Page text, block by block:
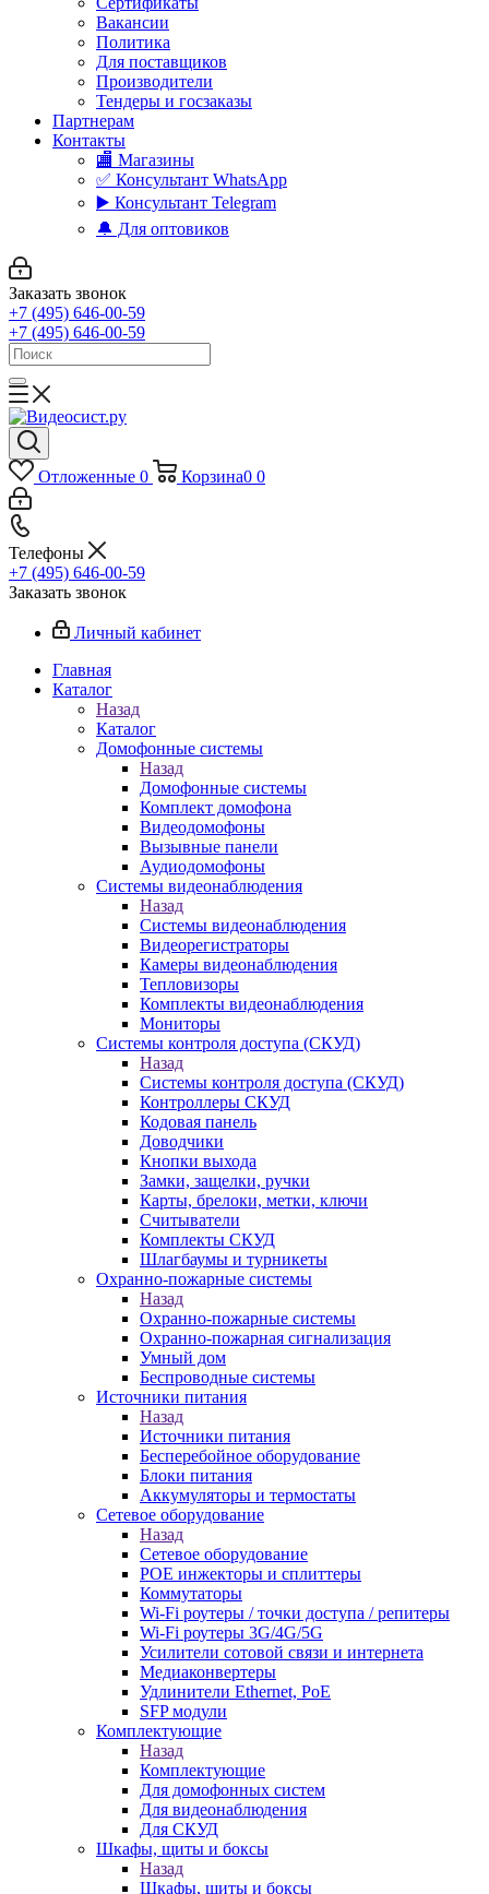
Вакансии
Политика
Для поставщиков
Производители
Тендеры и госзаказы
Партнерам
Контакты
🏬 Магазины
✅️ Консультант WhatsApp
▶️ Консультант Telegram
🔔 Для оптовиков
Заказать звонок
+7 (495) 646-00-59
+7 (495) 646-00-59
Отложенные 0 Корзина0 0
Телефоны
+7 (495) 646-00-59
Заказать звонок
Личный кабинет
Главная
Каталог
Назад
Каталог
Домофонные системы
Назад
Домофонные системы
Комплект домофона
Видеодомофоны
Вызывные панели
Аудиодомофоны
Системы видеонаблюдения
Назад
Системы видеонаблюдения
Видеорегистраторы
Камеры видеонаблюдения
Тепловизоры
Комплекты видеонаблюдения
Мониторы
Системы контроля доступа (СКУД)
Назад
Системы контроля доступа (СКУД)
Контроллеры СКУД
Кодовая панель
Доводчики
Кнопки выхода
Замки, защелки, ручки
Карты, брелоки, метки, ключи
Считыватели
Комплекты СКУД
Шлагбаумы и турникеты
Охранно-пожарные системы
Назад
Охранно-пожарные системы
Охранно-пожарная сигнализация
Умный дом
Беспроводные системы
Источники питания
Назад
Источники питания
Бесперебойное оборудование
Блоки питания
Аккумуляторы и термостаты
Сетевое оборудование
Назад
Сетевое оборудование
POE инжекторы и сплиттеры
Коммутаторы
Wi-Fi роутеры / точки доступа / репитеры
Wi-Fi роутеры 3G/4G/5G
Усилители сотовой связи и интернета
Медиаконвертеры
Удлинители Ethernet, PoE
SFP модули
Комплектующие
Назад
Комплектующие
Для домофонных систем
Для видеонаблюдения
Для СКУД
Шкафы, щиты и боксы
Назад
Шкафы, щиты и боксы